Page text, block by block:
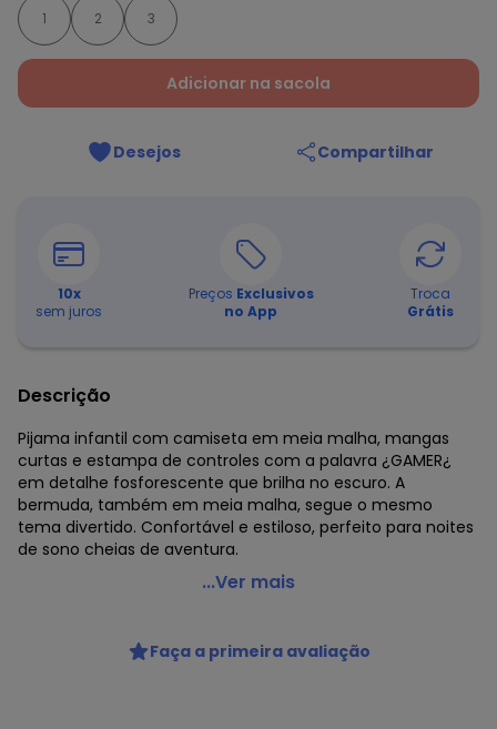
1 2 3
Adicionar na sacola
Desejos Compartilhar
10x
sem juros
Preços Exclusivos
no App
Troca
Grátis
Descrição
Pijama infantil com camiseta em meia malha, mangas
curtas e estampa de controles com a palavra ¿GAMER¿
em detalhe fosforescente que brilha no escuro. A
bermuda, também em meia malha, segue o mesmo
tema divertido. Confortável e estiloso, perfeito para noites
de sono cheias de aventura.
Fakini Kids - Conjunto Pijama Camiseta e Bermuda
Código do produto: 8227403
Modelagem: Ampla
...Ver mais
Faça a primeira avaliação